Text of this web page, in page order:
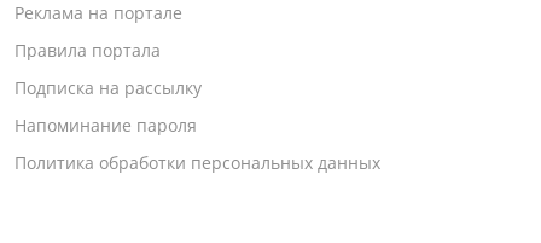
Реклама на портале
Правила портала
Подписка на рассылку
Напоминание пароля
Политика обработки персональных данных